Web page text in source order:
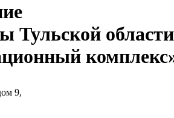
Тульской области
9,